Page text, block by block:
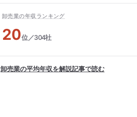
卸売業の年収ランキング
20位／304社
卸売業の平均年収を解説記事で読む